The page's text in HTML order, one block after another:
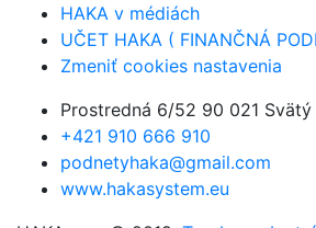
HAKA v médiách
UČET HAKA ( FINANČNÁ
Zmeniť cookies nastavenia
Prostredná 6/52 90 021 Svätý
+421 910 666 910
podnetyhaka@gmail.com
www.hakasystem.eu